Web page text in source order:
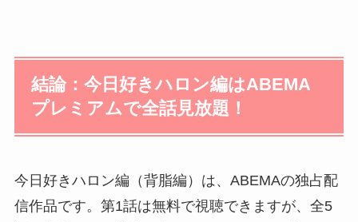
結論：今日好きハロン編はABEMA
プレミアムで全話見放題！
今日好きハロン編（背脂編）は、ABEMAの独占配
信作品です。第1話は無料で視聴できますが、全5